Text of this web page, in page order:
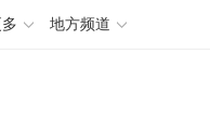
地方频道